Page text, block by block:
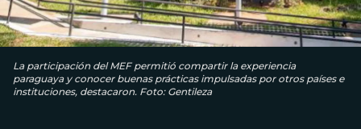
La participación del MEF permitió compartir la experiencia
paraguaya y conocer buenas prácticas impulsadas por otros países e
instituciones, destacaron. Foto: Gentileza